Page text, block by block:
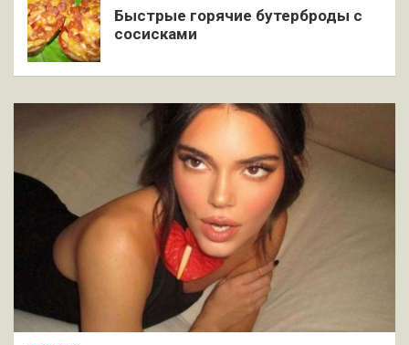
Быстрые горячие бутерброды с
сосисками